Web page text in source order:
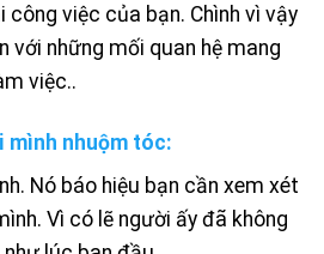
việc của bạn. Chình vì vậy
với những mối quan hệ mang
việc..
mình nhuộm tóc:
Nó báo hiệu bạn cần xem xét
Vì có lẽ người ấy đã không